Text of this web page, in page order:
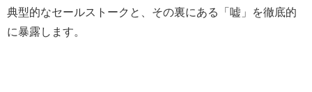
典型的なセールストークと、その裏にある「嘘」を徹底的
に暴露します。